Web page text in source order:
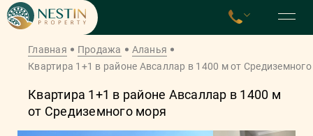
Главная Продажа
Аланья
Квартира 1+1 в районе Авсаллар в 1400 м от
Квартира 1+1 в районе Авсаллар в 1400 м
от Средиземного моря